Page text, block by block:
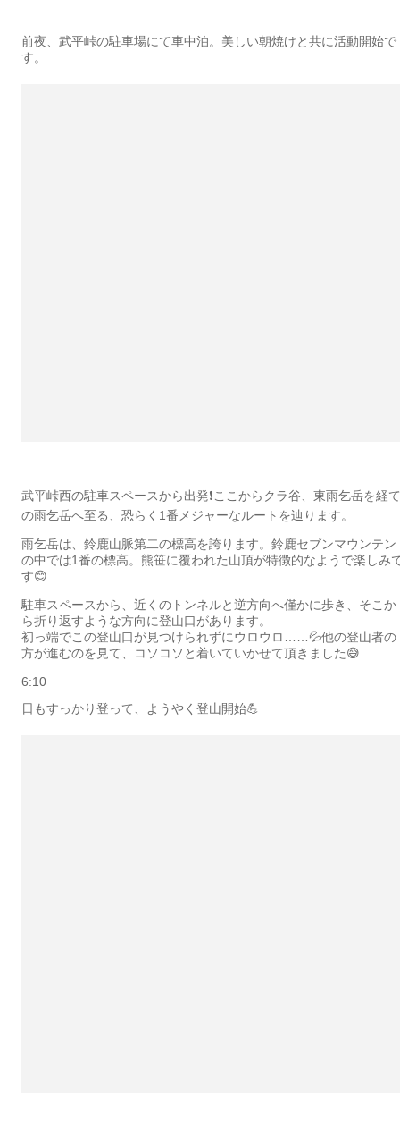
前夜、武平峠の駐車場にて車中泊。美しい朝焼けと共に活動開始で
す。
武平峠西の駐車スペースから出発❗️ここからクラ谷、東雨乞岳を経て
の雨乞岳へ至る、恐らく1番メジャーなルートを辿ります。
雨乞岳は、鈴鹿山脈第二の標高を誇ります。鈴鹿セブンマウンテン
の中では1番の標高。熊笹に覆われた山頂が特徴的なようで楽しみ
す😊
駐車スペースから、近くのトンネルと逆方向へ僅かに歩き、そこか
ら折り返すような方向に登山口があります。
初っ端でこの登山口が見つけられずにウロウロ……💦他の登山者の
方が進むのを見て、コソコソと着いていかせて頂きました😅
6:10
日もすっかり登って、ようやく登山開始💪